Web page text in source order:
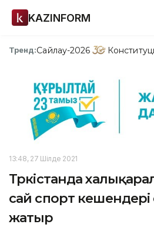
KAZINFORM
Тренд:Сайлау-2026
13:48, 27 Шілде 2021
Түркістанда
сай спорт
жатыр